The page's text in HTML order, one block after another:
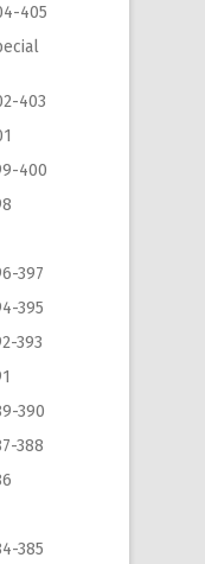
405
403
400
397
395
393
390
388
385